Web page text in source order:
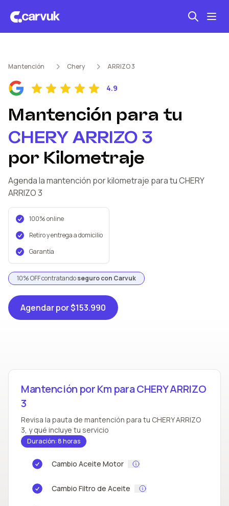
Mantención kilometraje
Revisión técnica
Mantención Chery ARRIZO 3
4.9
Mantención para tu
CHERYARRIZO 3
por Kilometraje
Agenda la mantención por kilometraje para tu CHERY
ARRIZO 3
100% online
Retiro y entrega a domicilio
Garantía
10% OFF contratandoseguro con Carvuk
Agendarpor $153.990
Mantención por Km para CHERY ARRIZO
3
Revisa la pauta de mantención para tu CHERY ARRIZO
3, y qué incluye tu servicio
Duración: 8 horas
Cambio Aceite Motor
Cambio Filtro de Aceite